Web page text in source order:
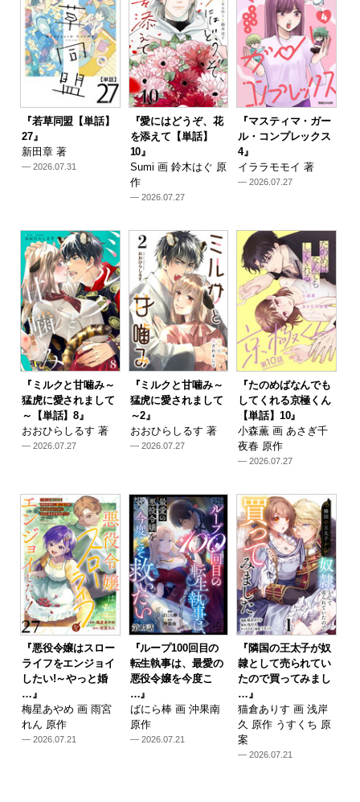
『若草同盟【単話】
27』
新田章 著
— 2026.07.31
『愛にはどうぞ、花
を添えて【単話】
10』
Sumi 画 鈴木はぐ 原
作
— 2026.07.27
『マスティマ・ガー
ル・コンプレックス
4』
イララモモイ 著
— 2026.07.27
『ミルクと甘噛み～
猛虎に愛されまして
～【単話】8』
おおひらしるす 著
— 2026.07.27
『ミルクと甘噛み～
猛虎に愛されまして
～2』
おおひらしるす 著
— 2026.07.27
『たのめばなんでも
してくれる京極くん
【単話】10』
小森薫 画 あさぎ千
夜春 原作
— 2026.07.27
『悪役令嬢はスロー
ライフをエンジョイ
したい!～やっと婚
…』
梅星あやめ 画 雨宮
れん 原作
— 2026.07.21
『ループ100回目の
転生執事は、最愛の
悪役令嬢を今度こ
…』
ばにら棒 画 沖果南
原作
— 2026.07.21
『隣国の王太子が奴
隷として売られてい
たので買ってみまし
…』
猫倉ありす 画 浅岸
久 原作 うすくち 原
案
— 2026.07.21